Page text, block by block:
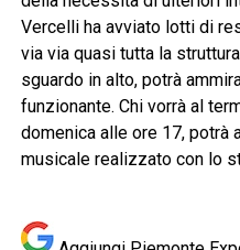
Vercelli ha avviato lotti di
via via quasi tutta la
sguardo in alto, potrà
funzionante. Chi vorrà al
domenica alle ore 17, potrà
musicale realizzato con lo